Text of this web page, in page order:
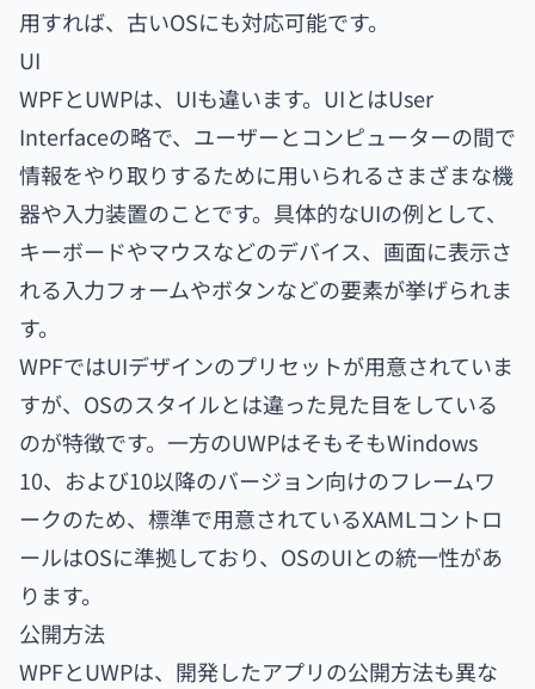
用すれば、古いOSにも対応可能です。
UI
WPFとUWPは、UIも違います。UIとはUser
Interfaceの略で、ユーザーとコンピューターの間で
情報をやり取りするために用いられるさまざまな機
器や入力装置のことです。具体的なUIの例として、
キーボードやマウスなどのデバイス、画面に表示さ
れる入力フォームやボタンなどの要素が挙げられま
す。
WPFではUIデザインのプリセットが用意されていま
すが、OSのスタイルとは違った見た目をしている
のが特徴です。一方のUWPはそもそもWindows
10、および10以降のバージョン向けのフレームワ
ークのため、標準で用意されているXAMLコントロ
ールはOSに準拠しており、OSのUIとの統一性があ
ります。
公開方法
WPFとUWPは、開発したアプリの公開方法も異な